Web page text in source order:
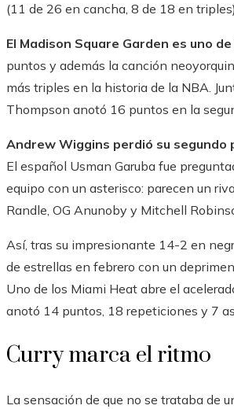
(11 de 26 en cancha, 8 de 18 en
El Madison Square Garden es uno
puntos y además la canción
más triples en la historia de la NBA.
Thompson anotó 16 puntos en la
Andrew Wiggins perdió su
El español Usman Garuba fue
equipo con un asterisco: parecen un
Randle, OG Anunoby y Mitchell
Así, tras su impresionante 14-2 en
de estrellas en febrero con un
Uno de los Miami Heat abre el
anotó 14 puntos, 18 repeticiones y 7
Curry marca el ritmo
La sensación de que no se trataba de